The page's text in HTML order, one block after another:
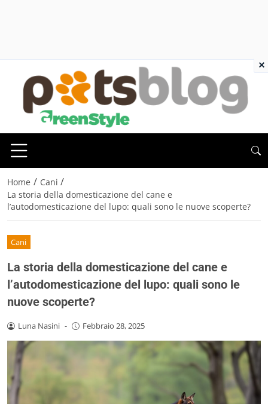
Home / Cani /
La storia della domesticazione del cane e
l’autodomesticazione del lupo: quali sono le nuove scoperte?
Cani
La storia della domesticazione del cane e
l’autodomesticazione del lupo: quali sono le
nuove scoperte?
Luna Nasini - Febbraio 28, 2025
×